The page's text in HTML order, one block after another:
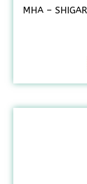
MHA –